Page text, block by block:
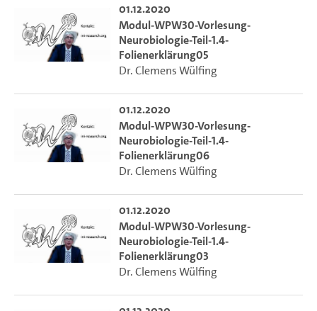
01.12.2020
Modul-WPW30-Vorlesung-
Neurobiologie-Teil-1.4-
Folienerklärung05
Dr. Clemens Wülfing
01.12.2020
Modul-WPW30-Vorlesung-
Neurobiologie-Teil-1.4-
Folienerklärung06
Dr. Clemens Wülfing
01.12.2020
Modul-WPW30-Vorlesung-
Neurobiologie-Teil-1.4-
Folienerklärung03
Dr. Clemens Wülfing